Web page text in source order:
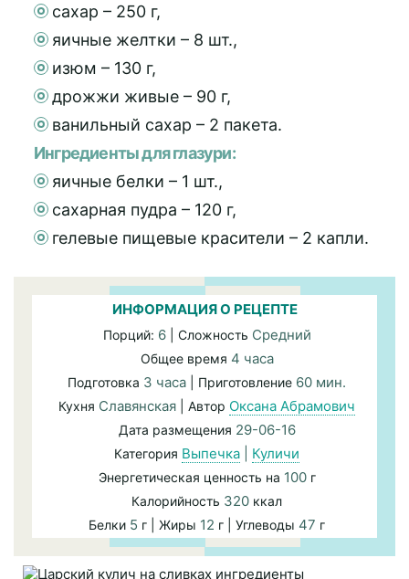
сахар – 250 г,
яичные желтки – 8 шт.,
изюм – 130 г,
дрожжи живые – 90 г,
ванильный сахар – 2 пакета.
Ингредиенты для глазури:
яичные белки – 1 шт.,
сахарная пудра – 120 г,
гелевые пищевые красители – 2 капли.
ИНФОРМАЦИЯ О РЕЦЕПТЕ
Порций: 6| Сложность Средний
Общее время 4 часа
Подготовка 3 часа | Приготовление 60 мин.
Кухня Славянская | Автор Оксана Абрамович
Дата размещения 29-06-16
Категория Выпечка Куличи
Энергетическая ценность на 100г
Калорийность 320 ккал
Белки 5 г | Жиры 12 г | Углеводы 47 г